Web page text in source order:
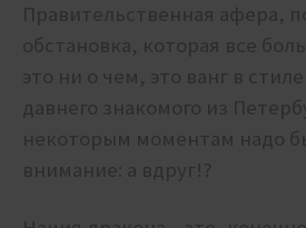
Правительственная афера,
обстановка, которая все
это ни о чем, это ванг в
давнего знакомого из
некоторым моментам надо
внимание: а вдруг!?